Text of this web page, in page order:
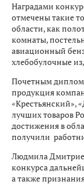
Наградами
отмечены такие
области, как
комнаты,
авиационный
хлебобулочные
Почетным
продукция
«Крестьянский»,
лучших товаров
достижения в
получили
Людмила
конкурса
а также